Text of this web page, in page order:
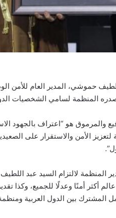
حموشي، المدير العام للأمن
المنظمة لسامي الشخصيات
هو “اعتراف بالجهود
الأمن والاستقرار على
المنظمة لالتزام السيد عبد
أكثر أمنًا وعدلًا للجميع، وكذا
المشترك بين الدول العربية